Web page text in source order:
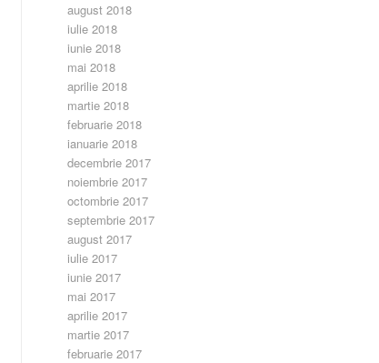
august 2018
iulie 2018
iunie 2018
mai 2018
aprilie 2018
martie 2018
februarie 2018
ianuarie 2018
decembrie 2017
noiembrie 2017
octombrie 2017
septembrie 2017
august 2017
iulie 2017
iunie 2017
mai 2017
aprilie 2017
martie 2017
februarie 2017